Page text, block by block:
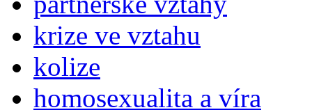
krize ve vztahu
kolize
homosexualita a víra